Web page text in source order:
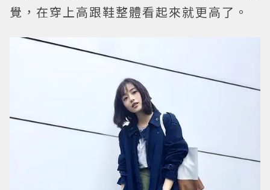
覺，在穿上高跟鞋整體看起來就更高了。